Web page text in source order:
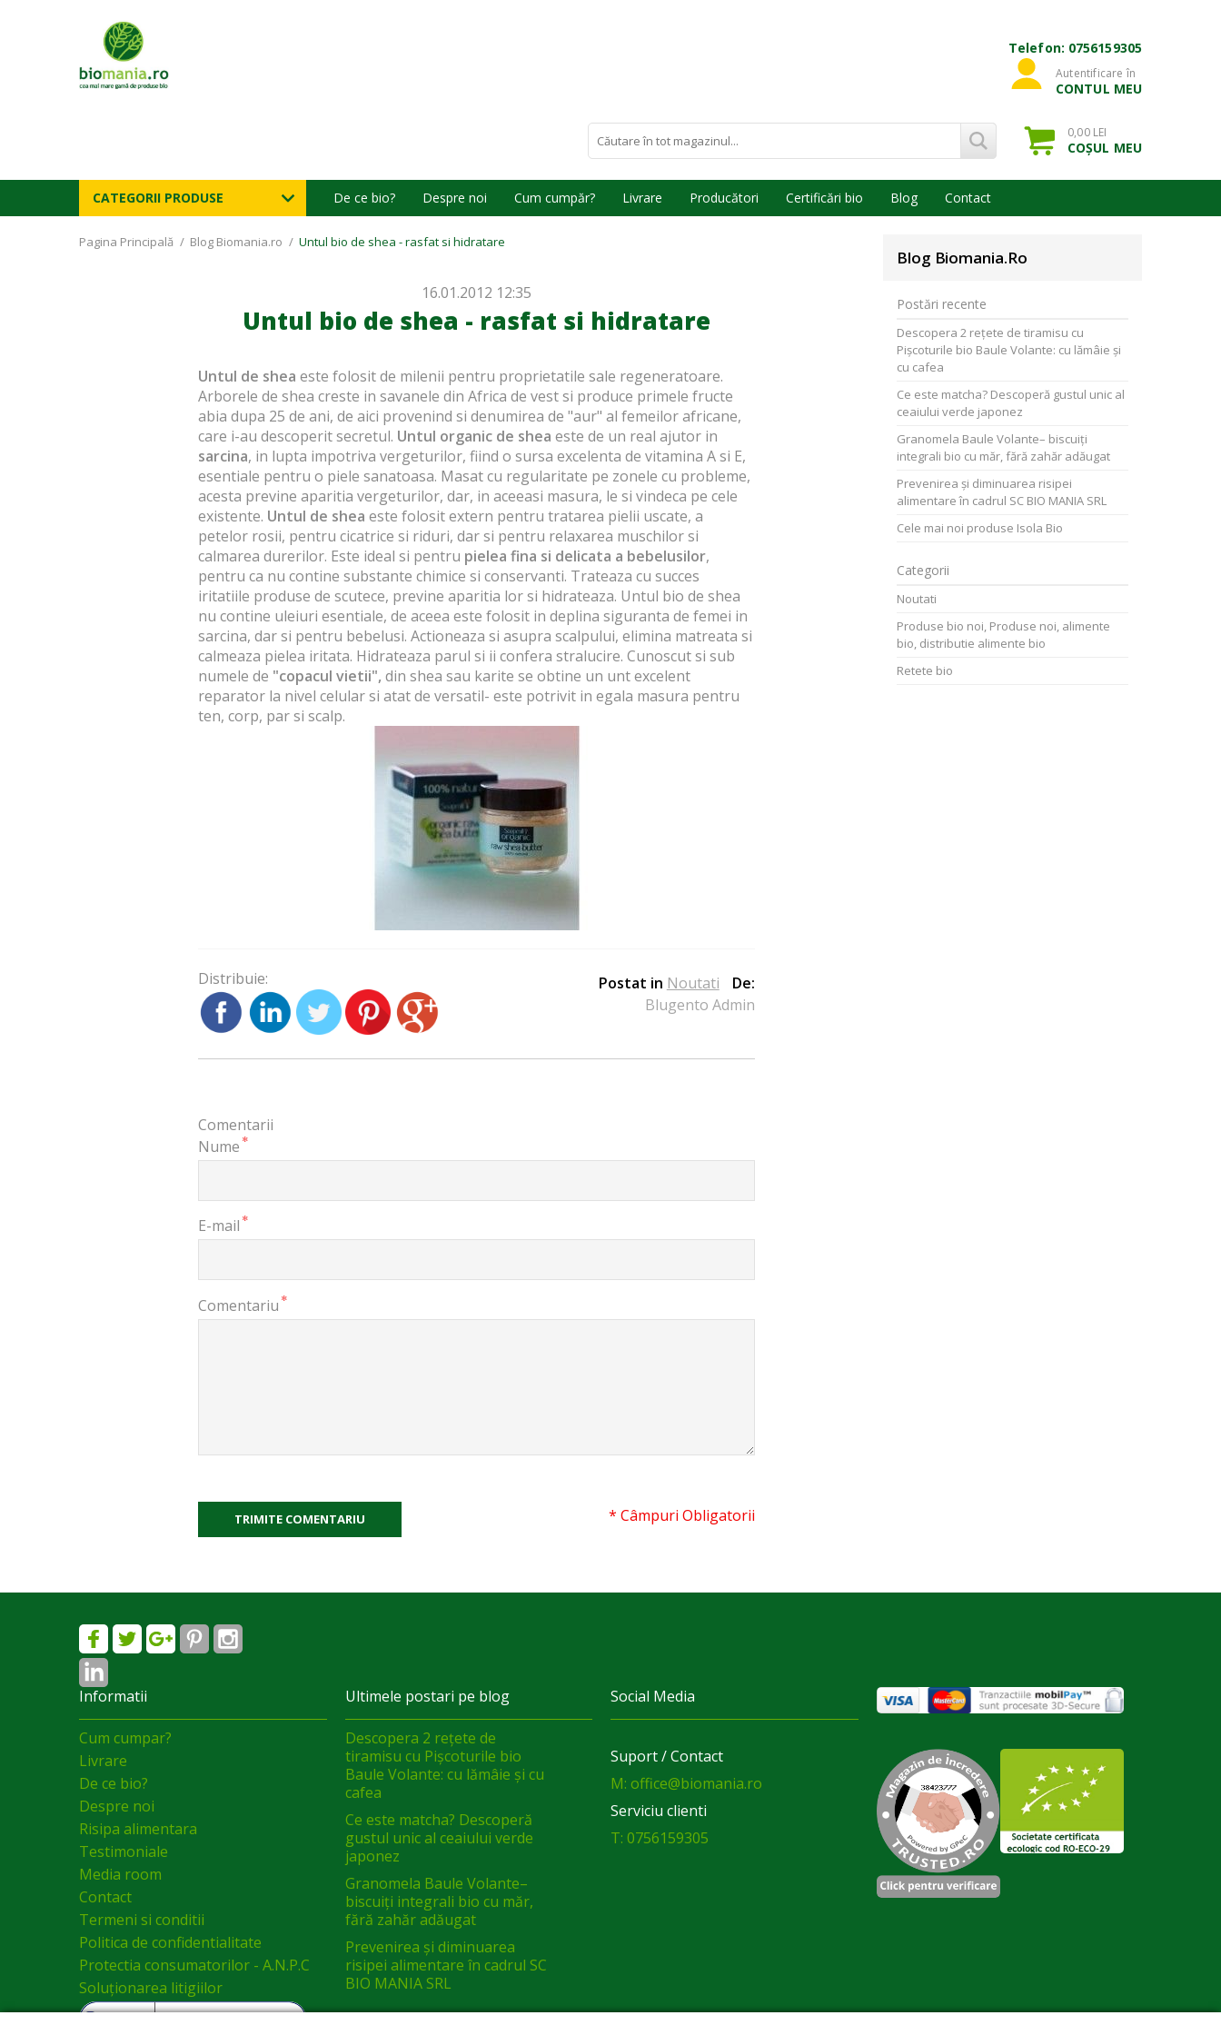
Telefon: 0756159305
Autentificare în
CONTUL MEU
0,00 LEI
COȘUL MEU
CATEGORII PRODUSE De ce bio? Despre noi Cum cumpăr? Livrare Producători Certificări bio Blog Contact
Pagina Principală / Blog Biomania.ro / Untul bio de shea - rasfat si hidratare
Untul bio de shea - rasfat si hidratare
16.01.2012 12:35
Untul de shea este folosit de milenii pentru proprietatile sale regeneratoare.
Arborele de shea creste in savanele din Africa de vest si produce primele fructe
abia dupa 25 de ani, de aici provenind si denumirea de "aur" al femeilor africane,
care i-au descoperit secretul. Untul organic de sheaeste de un real ajutor in
sarcina, in lupta impotriva vergeturilor, fiind o sursa excelenta de vitamina A si E,
esentiale pentru o piele sanatoasa. Masat cu regularitate pe zonele cu probleme,
acesta previne aparitia vergeturilor, dar, in aceeasi masura, le si vindeca pe cele
existente. Untul de shea este folosit extern pentru tratarea pielii uscate, a
petelor rosii, pentru cicatrice si riduri, dar si pentru relaxarea muschilor si
calmarea durerilor. Este ideal si pentru pielea fina si delicata a bebelusilor,
pentru ca nu contine substante chimice si conservanti. Trateaza cu succes
iritatiile produse de scutece, previne aparitia lor si hidrateaza. Untul bio de shea
nu contine uleiuri esentiale, de aceea este folosit in deplina siguranta de femei in
sarcina, dar si pentru bebelusi. Actioneaza si asupra scalpului, elimina matreata si
calmeaza pielea iritata. Hidrateaza parul si ii confera stralucire. Cunoscut si sub
numele de "copacul vietii",din shea sau karite se obtine un unt excelent
reparator la nivel celular si atat de versatil- este potrivit in egala masura pentru
ten, corp, par si scalp.
Distribuie: Postat in Noutati
De:
Blugento Admin
Comentarii
Nume *
E-mail *
Comentariu *
* Câmpuri Obligatorii
TRIMITE COMENTARIU
Blog Biomania.ro
Postări recente
Descopera 2 rețete de tiramisu cu
Pișcoturile bio Baule Volante: cu lămâie și
cu cafea
Ce este matcha? Descoperă gustul unic al
ceaiului verde japonez
Granomela Baule Volante– biscuiți
integrali bio cu măr, fără zahăr adăugat
Prevenirea și diminuarea risipei
alimentare în cadrul SC BIO MANIA SRL
Cele mai noi produse Isola Bio
Categorii
Noutati
Produse bio noi, Produse noi, alimente
bio, distributie alimente bio
Retete bio
Informatii
Cum cumpar?
Livrare
De ce bio?
Despre noi
Risipa alimentara
Testimoniale
Media room
Contact
Termeni si conditii
Politica de confidentialitate
Protectia consumatorilor - A.N.P.C
Soluționarea litigiilor
Ultimele postari pe blog
Descopera 2 rețete de
tiramisu cu Pișcoturile bio
Baule Volante: cu lămâie și cu
cafea
Ce este matcha? Descoperă
gustul unic al ceaiului verde
japonez
Granomela Baule Volante–
biscuiți integrali bio cu măr,
fără zahăr adăugat
Prevenirea și diminuarea
risipei alimentare în cadrul SC
BIO MANIA SRL
Social Media
Suport / Contact
M: office@biomania.ro
Serviciu clienti
T: 0756159305